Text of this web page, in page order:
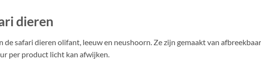
dieren
de safari dieren olifant, leeuw en neushoorn. Ze zijn gemaakt van
per product licht kan afwijken.